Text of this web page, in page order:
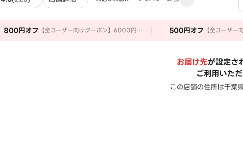
800円オフ 【全ユーザー向けクーポン】6000円以
500円オフ 【全ユーザ
お届け先が設定さ
ご利用いた
この店舗の住所は千葉